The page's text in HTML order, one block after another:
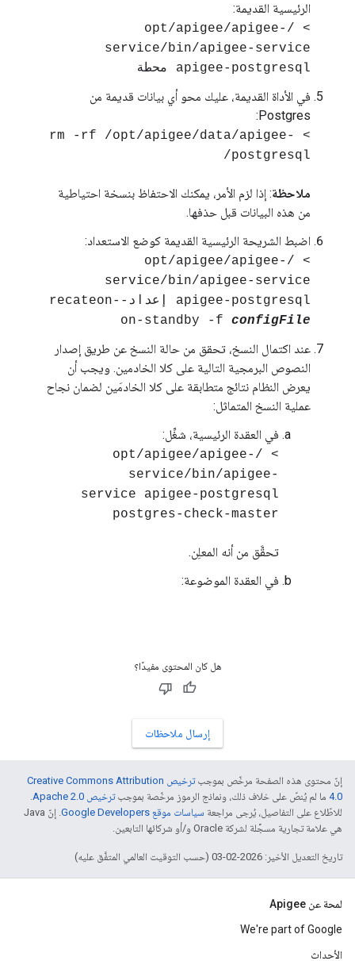
الرئيسية القديمة:
> /opt/apigee/apigee-
service/bin/apigee-service
apigee-postgresql محطة
في الأداة القديمة، عليك محو أي بيانات قديمة من
Postgres:
> rm -rf /opt/apigee/data/apigee-
postgresql/
ملاحظة: إذا لزم الأمر، يمكنك الاحتفاظ بنسخة احتياطية
من هذه البيانات قبل حذفها.
اضبط الشريحة الرئيسية القديمة كوضع الاستعداد:
> /opt/apigee/apigee-
service/bin/apigee-service
apigee-postgresql إعداد-recateon-
on-standby -f configFile
عند اكتمال النسخ، تحقق من حالة النسخ عن طريق إصدار
النصوص البرمجية التالية على كلا الخادمين. ويجب أن
يعرض النظام نتائج متطابقة على كلا الخادمَين لضمان نجاح
عملية النسخ المتماثل:
في العقدة الرئيسية، شغِّل:
> /opt/apigee/apigee-
service/bin/apigee-
service apigee-postgresql
postgres-check-master
تحقَّق من أنه المعلِن.
في العقدة الموضوعة:
هل كان المحتوى مفيدًا؟
إرسال ملاحظات
إنّ محتوى هذه الصفحة مرخّص بموجب
ترخيص Creative Commons Attribution
4.0‏ ما لم يُنصّ على خلاف ذلك، ونماذج الرموز مرخّصة بموجبترخيص Apache 2.0‏
.
للاطّلاع على التفاصيل، يُرجى مراجعة سياسات موقع Google Developers‏
. إنّ Java
هي علامة تجارية مسجَّلة لشركة Oracle و/أو شركائها التابعين.
تاريخ التعديل الأخير: 2026-02-03 (حسب التوقيت العالمي المتفَّق عليه)
لمحة عن Apigee
We're part of Google
الأحداث